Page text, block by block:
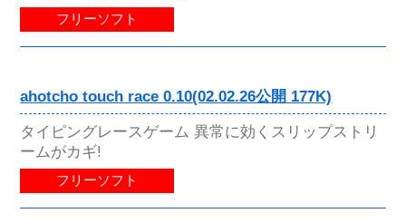
フリーソフト
ahotcho touch race 0.10(02.02.26公開 177K)
タイピングレースゲーム 異常に効くスリップストリ
ームがカギ!
フリーソフト